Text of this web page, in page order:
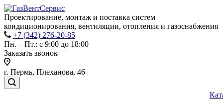
Проектирование, монтаж и поставка систем
кондиционирования, вентиляции, отопления и газоснабжения
+7 (342) 276-20-85
Пн. – Пт.: с 9:00 до 18:00
Заказать звонок
г. Пермь, Плеханова, 46